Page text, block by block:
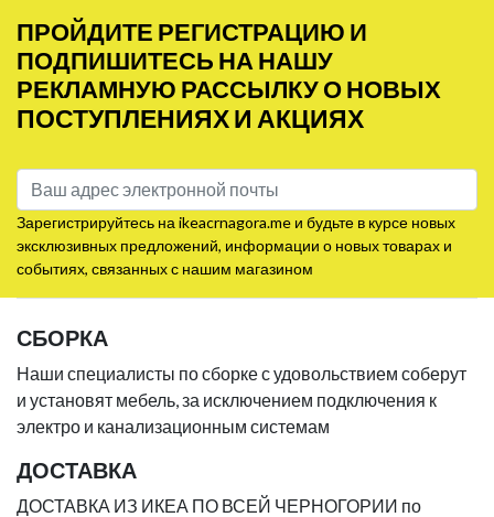
ПРОЙДИТЕ РЕГИСТРАЦИЮ И
ПОДПИШИТЕСЬ НА НАШУ
РЕКЛАМНУЮ РАССЫЛКУ О НОВЫХ
ПОСТУПЛЕНИЯХ И АКЦИЯХ
Зарегистрируйтесь на ikeacrnagora.me и будьте в курсе новых
эксклюзивных предложений, информации о новых товарах и
событиях, связанных с нашим магазином
СБОРКА
Наши специалисты по сборке с удовольствием соберут
и установят мебель, за исключением подключения к
электро и канализационным системам
ДОСТАВКА
ДОСТАВКА ИЗ ИКЕА ПО ВСЕЙ ЧЕРНОГОРИИ по